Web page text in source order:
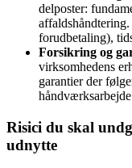
delposter:
forudbetaling),
Forsikring og
virksomhedens
garantier der
Risici du skal
udnytte